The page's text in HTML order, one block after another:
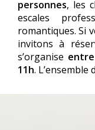
personnes, les
escales
romantiques. Si
invitons à
s’organise
11h. L’ensemble